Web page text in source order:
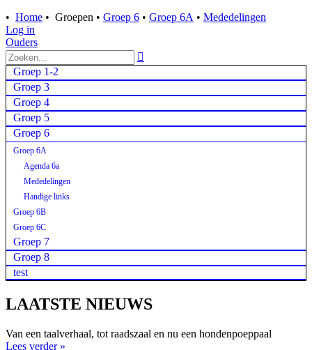
• Home • Groepen • Groep 6 • Groep 6A • Mededelingen
Log in
Ouders

Groep 1-2
Groep 3
Groep 4
Groep 5
Groep 6
Groep 6A
Agenda 6a
Mededelingen
Handige links
Groep 6B
Groep 6C
Groep 7
Groep 8
test
LAATSTE NIEUWS
Van een taalverhaal, tot raadszaal en nu een hondenpoeppaal
Lees verder »